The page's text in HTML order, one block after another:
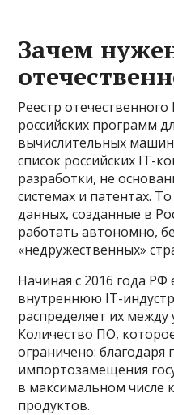
Зачем
Реестр
российских программ
вычислительных машин
список российских IT-
разработки, не
системах и патентах.
данных, созданные в
работать автономно,
«недружественных»
Начиная с 2016 года
внутреннюю IT-
распределяет их между
Количество ПО,
ограничено: благодаря
импортозамещения
в максимальном числе
продуктов.